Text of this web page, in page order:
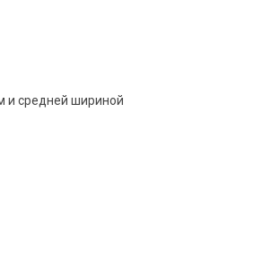
и средней шириной